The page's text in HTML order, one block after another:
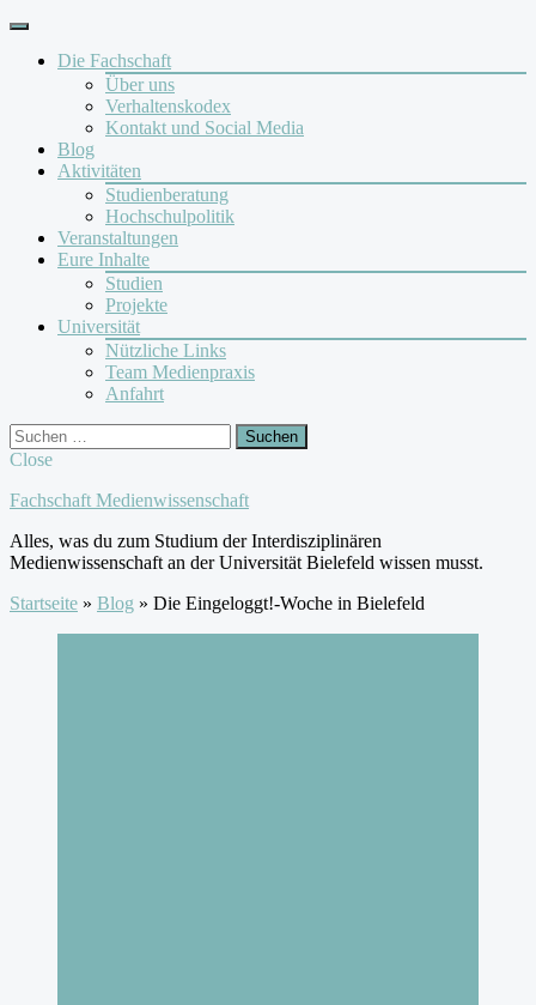
Skip
contentDie Fachschaft
Über uns
Verhaltenskodex
Kontakt und Social Media
Blog
Aktivitäten
Studienberatung
Hochschulpolitik
Veranstaltungen
Eure Inhalte
Studien
Projekte
Universität
Nützliche Links
Team Medienpraxis
Anfahrt
Facebook
Instagram
Search
Suchen
nach:
Close
Fachschaft Medienwissenschaft
Alles, was du zum Studium der Interdisziplinären
Medienwissenschaft an der Universität Bielefeld wissen musst.
Startseite » Blog » Die Eingeloggt!-Woche in Bielefeld